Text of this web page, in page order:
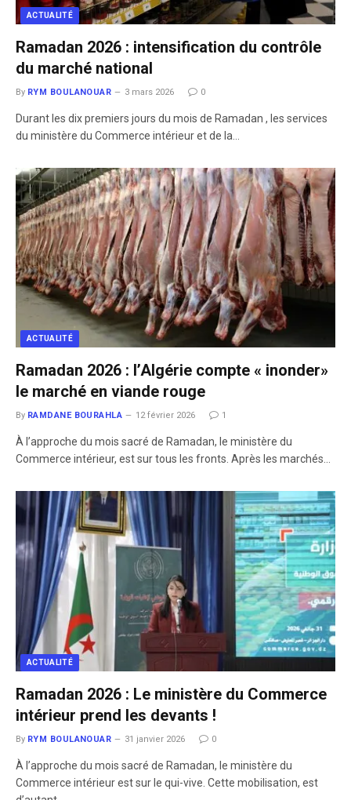
ACTUALITÉ
Ramadan 2026 : intensification du contrôle
du marché national
By RYM BOULANOUAR 3 mars 2026 0
Durant les dix premiers jours du mois de Ramadan , les services
du ministère du Commerce intérieur et de la…
ACTUALITÉ
Ramadan 2026 : l’Algérie compte « inonder»
le marché en viande rouge
By RAMDANE BOURAHLA 12 février 2026 1
À l’approche du mois sacré de Ramadan, le ministère du
Commerce intérieur, est sur tous les fronts. Après les marchés…
ACTUALITÉ
Ramadan 2026 : Le ministère du Commerce
intérieur prend les devants !
By RYM BOULANOUAR 31 janvier 2026 0
À l’approche du mois sacré de Ramadan, le ministère du
Commerce intérieur est sur le qui-vive. Cette mobilisation, est